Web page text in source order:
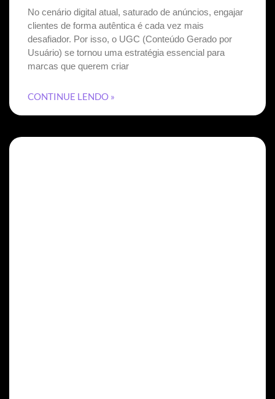
No cenário digital atual, saturado de anúncios, engajar
clientes de forma autêntica é cada vez mais
desafiador. Por isso, o UGC (Conteúdo Gerado por
Usuário) se tornou uma estratégia essencial para
marcas que querem criar
CONTINUE LENDO »